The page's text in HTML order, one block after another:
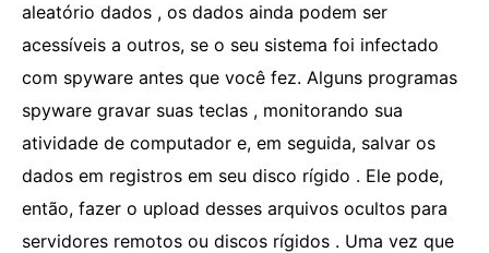
aleatório dados , os dados ainda podem ser
acessíveis a outros, se o seu sistema foi infectado
com spyware antes que você fez. Alguns programas
spyware gravar suas teclas , monitorando sua
atividade de computador e, em seguida, salvar os
dados em registros em seu disco rígido . Ele pode,
então, fazer o upload desses arquivos ocultos para
servidores remotos ou discos rígidos . Uma vez que